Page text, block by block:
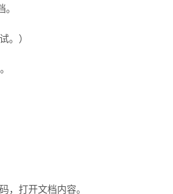
。）
，打开文档内容。